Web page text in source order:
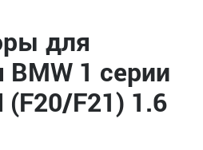
для
1 серии
(F20/F21) 1.6